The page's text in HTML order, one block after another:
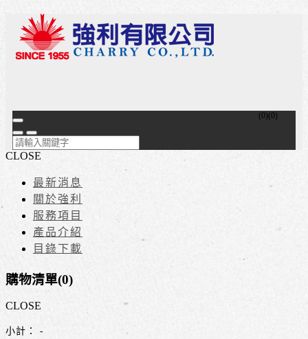
(0)(0)
CLOSE
最新消息
關於強利
服務項目
產品介紹
目錄下載
購物清單(0)
CLOSE
小計：
-